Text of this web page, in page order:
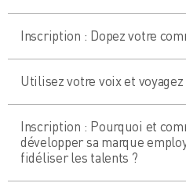
Inscription : Dopez votre
Utilisez votre voix et voyagez
Inscription : Pourquoi et
développer sa marque
fidéliser les talents ?